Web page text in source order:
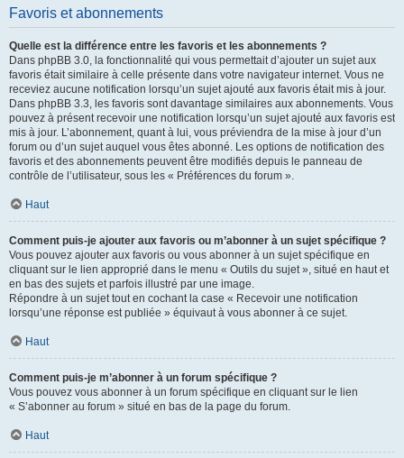
Favoris et abonnements
Quelle est la différence entre les favoris et les abonnements ?
Dans phpBB 3.0, la fonctionnalité qui vous permettait d’ajouter un sujet aux
favoris était similaire à celle présente dans votre navigateur internet. Vous ne
receviez aucune notification lorsqu’un sujet ajouté aux favoris était mis à jour.
Dans phpBB 3.3, les favoris sont davantage similaires aux abonnements. Vous
pouvez à présent recevoir une notification lorsqu’un sujet ajouté aux favoris est
mis à jour. L’abonnement, quant à lui, vous préviendra de la mise à jour d’un
forum ou d’un sujet auquel vous êtes abonné. Les options de notification des
favoris et des abonnements peuvent être modifiés depuis le panneau de
contrôle de l’utilisateur, sous les « Préférences du forum ».
Haut
Comment puis-je ajouter aux favoris ou m’abonner à un sujet spécifique ?
Vous pouvez ajouter aux favoris ou vous abonner à un sujet spécifique en
cliquant sur le lien approprié dans le menu « Outils du sujet », situé en haut et
en bas des sujets et parfois illustré par une image.
Répondre à un sujet tout en cochant la case « Recevoir une notification
lorsqu’une réponse est publiée » équivaut à vous abonner à ce sujet.
Haut
Comment puis-je m’abonner à un forum spécifique ?
Vous pouvez vous abonner à un forum spécifique en cliquant sur le lien
« S’abonner au forum » situé en bas de la page du forum.
Haut